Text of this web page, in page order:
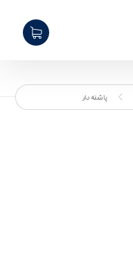
پاشنه دار